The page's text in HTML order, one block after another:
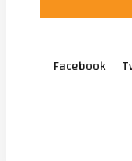
Facebook